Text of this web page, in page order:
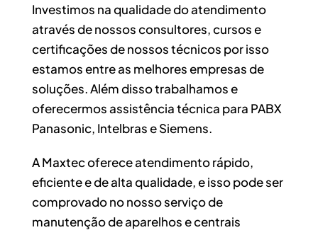
Investimos na qualidade do atendimento
através de nossos consultores, cursos e
certificações de nossos técnicos por isso
estamos entre as melhores empresas de
soluções. Além disso trabalhamos e
oferecermos assistência técnica para PABX
Panasonic, Intelbras e Siemens.
A Maxtec oferece atendimento rápido,
eficiente e de alta qualidade, e isso pode ser
comprovado no nosso serviço de
manutenção de aparelhos e centrais